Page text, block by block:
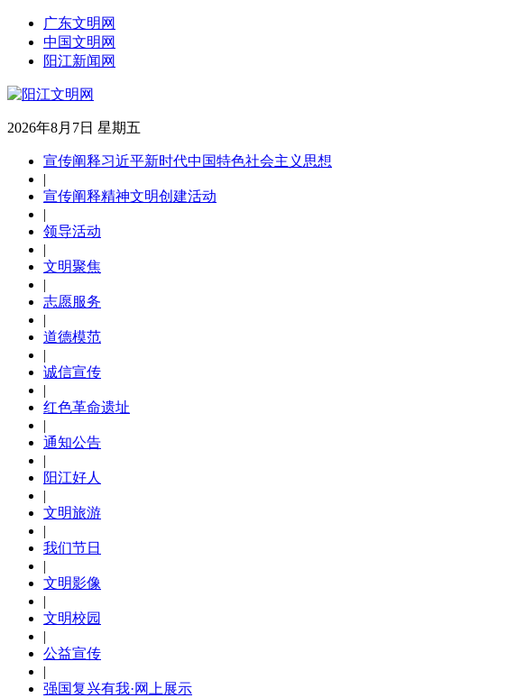
广东文明网
中国文明网
阳江新闻网
2026年8月7日 星期五
宣传阐释习近平新时代中国特色社会主义思想
|
宣传阐释精神文明创建活动
|
领导活动
|
文明聚焦
|
志愿服务
|
道德模范
|
诚信宣传
|
红色革命遗址
|
通知公告
|
阳江好人
|
文明旅游
|
我们节日
|
文明影像
|
文明校园
|
公益宣传
|
强国复兴有我·网上展示